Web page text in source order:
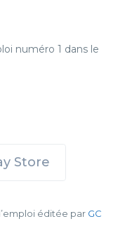
numéro 1 dans le
Store
éditée par GC